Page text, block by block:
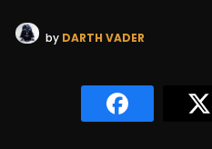
by DARTH VADER